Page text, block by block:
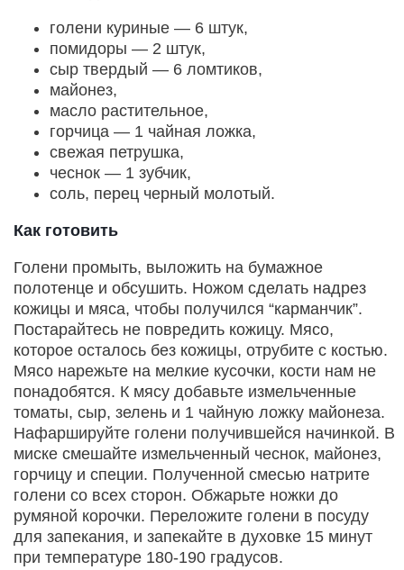
голени куриные — 6 штук,
помидоры — 2 штук,
сыр твердый — 6 ломтиков,
майонез,
масло растительное,
горчица — 1 чайная ложка,
свежая петрушка,
чеснок — 1 зубчик,
соль, перец черный молотый.
Как готовить
Голени промыть, выложить на бумажное
полотенце и обсушить. Ножом сделать надрез
кожицы и мяса, чтобы получился “карманчик”.
Постарайтесь не повредить кожицу. Мясо,
которое осталось без кожицы, отрубите с костью.
Мясо нарежьте на мелкие кусочки, кости нам не
понадобятся. К мясу добавьте измельченные
томаты, сыр, зелень и 1 чайную ложку майонеза.
Нафаршируйте голени получившейся начинкой. В
миске смешайте измельченный чеснок, майонез,
горчицу и специи. Полученной смесью натрите
голени со всех сторон. Обжарьте ножки до
румяной корочки. Переложите голени в посуду
для запекания, и запекайте в духовке 15 минут
при температуре 180-190 градусов.